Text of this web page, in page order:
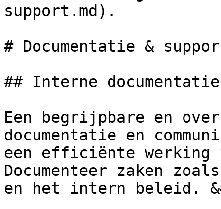
support.md).
# Documentatie &
## Interne documentatie
Een begrijpbare en
documentatie en
een efficiënte werking
Documenteer zaken
en het intern beleid.